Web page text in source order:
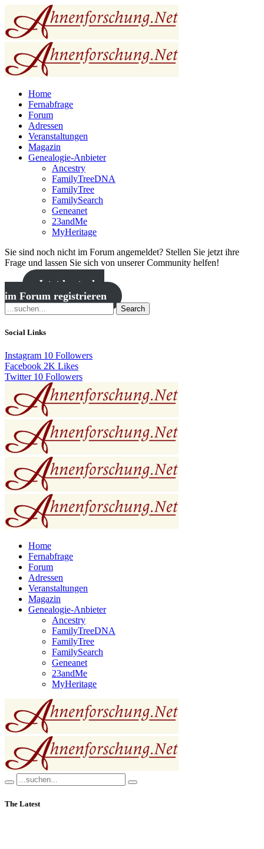
Home
Fernabfrage
Forum
Adressen
Veranstaltungen
Magazin
Genealogie-Anbieter
Ancestry
FamilyTreeDNA
FamilyTree
FamilySearch
Geneanet
23andMe
MyHeritage
Sie sind noch nicht im Forum angemeldet? Stellen Sie jetzt ihre
Frage und lassen Sie sich von unserer Community helfen!
Jetzt kostenlos
im Forum registrieren
Search
Social Links
Instagram 10 Followers
Facebook 2K Likes
Twitter 10 Followers
Home
Fernabfrage
Forum
Adressen
Veranstaltungen
Magazin
Genealogie-Anbieter
Ancestry
FamilyTreeDNA
FamilyTree
FamilySearch
Geneanet
23andMe
MyHeritage
The Latest